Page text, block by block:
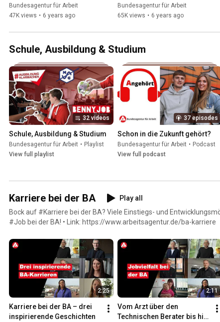
out my strengths?
Bundesagentur für Arbeit
47K views • 6 years ago
Gap Year?
Bundesagentur für Arbeit
65K views • 6 years ago
Schule, Ausbildung & Studium
32 videos
Schule, Ausbildung & Studium
Bundesagentur für Arbeit • Playlist
View full playlist
37 episodes
Schon in die Zukunft gehört?
Bundesagentur für Arbeit • Podcast
View full podcast
Karriere bei der BA
Play all
Bock auf #Karriere bei der BA? Viele Einstiegs- und
#Job bei der BA! • Link: https://www.arbeitsagentur.de/ba-karriere
2:25
Karriere bei der BA – drei
inspirierende Geschichten
2:11
Vom Arzt über den
Technischen Berater bis hin